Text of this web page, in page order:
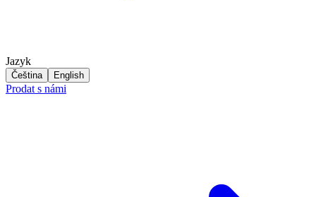
Jazyk
Čeština English
Prodat s námi